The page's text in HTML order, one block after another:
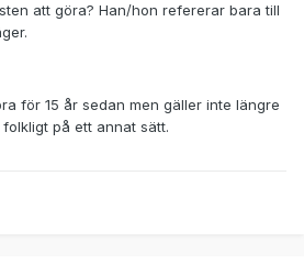
att göra? Han/hon refererar bara till
för 15 år sedan men gäller inte längre
på ett annat sätt.